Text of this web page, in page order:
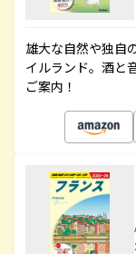
雄大な自然や独自
イルランド。酒と
ご案内！